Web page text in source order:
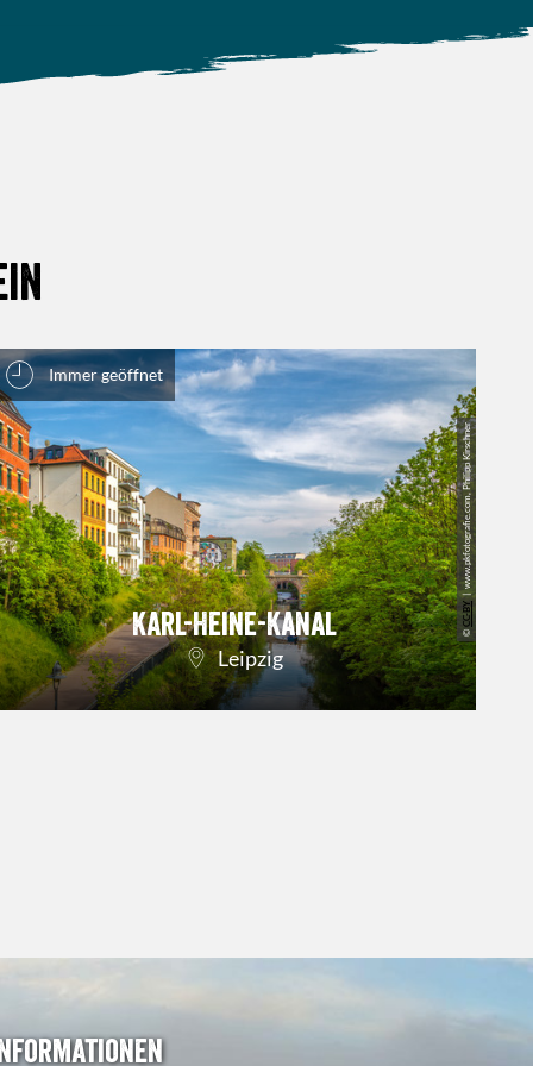
Immer geöffnet
Karl-Heine-Kanal
Leipzig
©
CC-BY
| www.pkfotografie.com, Philipp Kirschner